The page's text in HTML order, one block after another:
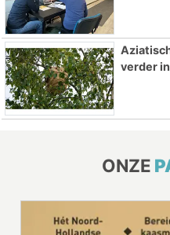
verder
ONZE